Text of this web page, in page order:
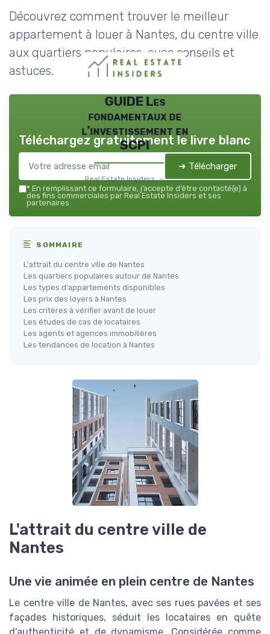
Découvrez comment trouver le meilleur
appartement à louer à Nantes, du centre ville
aux quartiers populaires, avec conseils et
astuces.
GUIDE Les
fondamentaux de
l'investissement en
SCPI
Real Estate Insiders — 2026
Téléchargez gratuitement le livre blanc
➔ Télécharger
* En remplissant ce formulaire, j’accepte d’être contacté(e) à
des fins commerciales par Real Estate Insiders et ses
partenaires.
SOMMAIRE
L'attrait du centre ville de Nantes
Les quartiers populaires autour de Nantes
Les types d'appartements disponibles
Les prix des loyers à Nantes
Les critères à vérifier avant de louer
Les études de cas de locataires
Les agents et agences immobilières
Les tendances de location à Nantes
L'attrait du centre ville de
Nantes
Une vie animée en plein centre de Nantes
Le centre ville de Nantes, avec ses rues pavées et ses
façades historiques, séduit les locataires en quête